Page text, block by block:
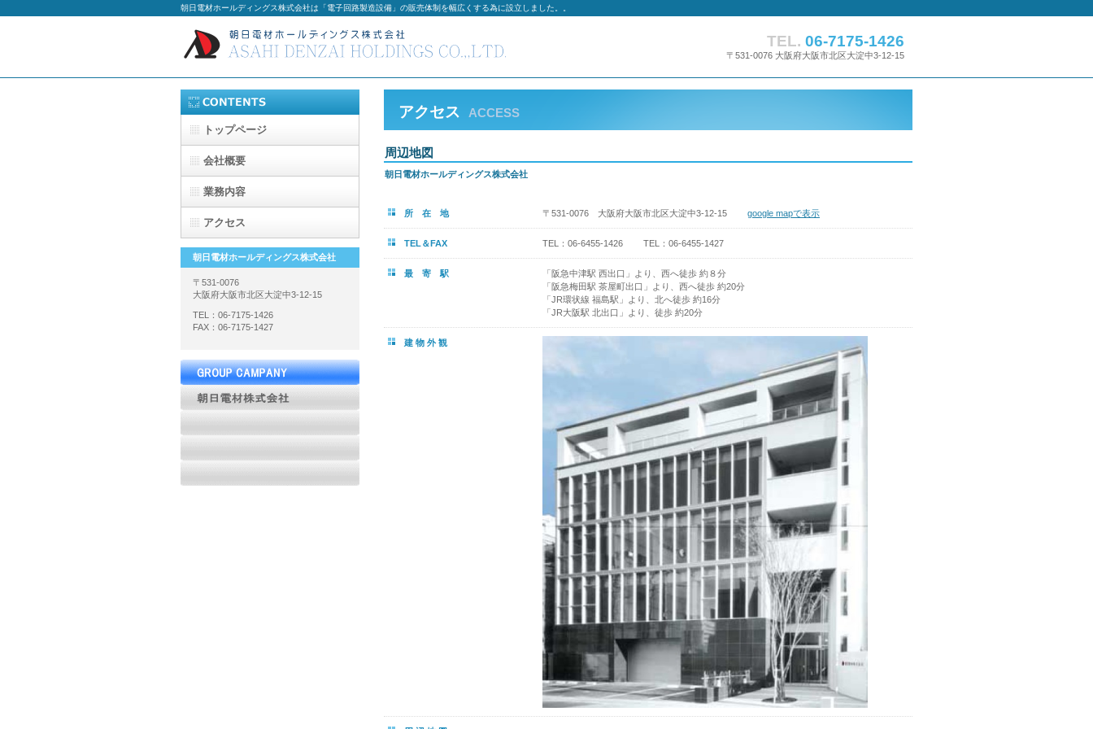
朝日電材ホールディングス株式会社は「電子回路製造設備」の販売体制を幅広くする為に設立しました。。
TEL. 06-7175-1426
〒531-0076 大阪府大阪市北区大淀中3-12-15
アクセス ACCESS
周辺地図
朝日電材ホールディングス株式会社
所 在 地 〒531-0076 大阪府大阪市北区大淀中3-12-15 google mapで表示
TEL＆FAX TEL：06-6455-1426 TEL：06-6455-1427
最 寄 駅
「阪急中津駅 西出口」より、西へ徒歩 約８分
「阪急梅田駅 茶屋町出口」より、西へ徒歩 約20分
「JR環状線 福島駅」より、北へ徒歩 約16分
「JR大阪駅 北出口」より、徒歩 約20分
建 物 外 観
トップページ
会社概要
業務内容
アクセス
朝日電材ホールディングス株式会社
〒531-0076
大阪府大阪市北区大淀中3-12-15
TEL：06-7175-1426
FAX：06-7175-1427